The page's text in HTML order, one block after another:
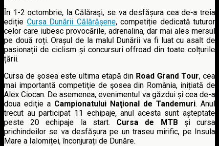
În 1-2 octombrie, la Călăraşi, se va desfășura cea de-a treia
ediție Cursa Dunării Călărășene, competiție dedicată tuturor
celor care iubesc provocările, adrenalina, dar mai ales mersul
pe două roți. Orașul de la malul Dunării va fi luat cu asalt de
pasionații de ciclism și concursuri offroad din toate colțurile
țării.
Cursa de şosea este ultima etapă din Road Grand Tour, cea
mai importantă competiţie de şosea din România, inițiată de
Alex Ciocan. De asemenea, evenimentul va găzdui și cea de-a
doua ediţie a Campionatului Naţional de Tandemuri. Anul
trecut au participat 11 echipaje, anul acesta sunt așteptate
peste 20 echipaje la start. Cursa de MTBși cursa
prichindeilor se va desfășura pe un traseu mirific, pe Insula
Mare a Ialomiței, înconjurați de Dunăre.